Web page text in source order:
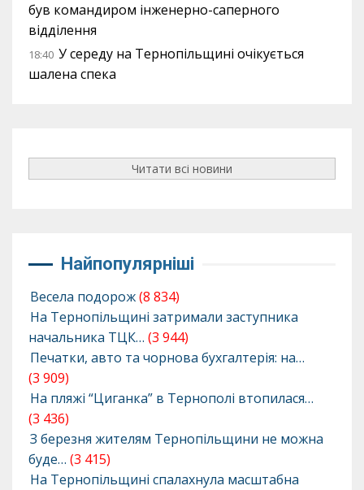
був командиром інженерно-саперного
відділення
18:40 У середу на Тернопільщині очікується
шалена спека
Читати всі новини
Найпопулярніші
Весела подорож(8 834)
На Тернопільщині затримали заступника
начальника ТЦК… (3 944)
Печатки, авто та чорнова бухгалтерія: на…
(3 909)
На пляжі “Циганка” в Тернополі втопилася…
(3 436)
З березня жителям Тернопільщини не можна
буде… (3 415)
На Тернопільщині спалахнула масштабна